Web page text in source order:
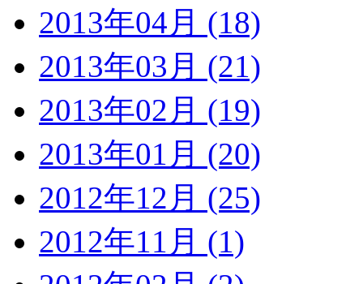
2013年04月 (18)
2013年03月 (21)
2013年02月 (19)
2013年01月 (20)
2012年12月 (25)
2012年11月 (1)